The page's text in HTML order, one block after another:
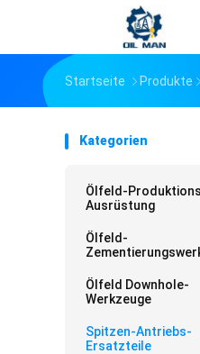
Startseite Produkte
Kategorien
Ölfeld-
Ausrüstung
Ölfeld-
Ölfeld Downhole-
Werkzeuge
Spitzen-Antriebs-
Ersatzteile